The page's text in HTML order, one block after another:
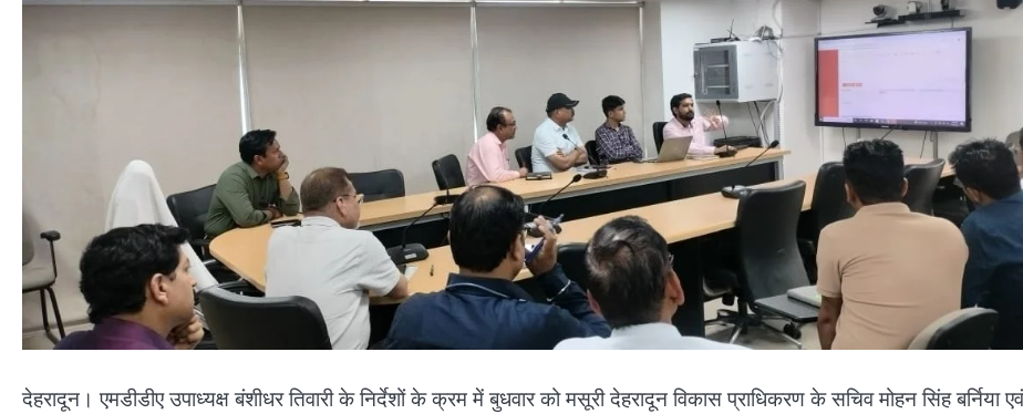
देहरादून। एमडीडीए उपाध्यक्ष बंशीधर तिवारी के निर्देशों के क्रम में बुधवार को मसूरी देहरादून विकास प्राधिकरण के सचिव मोहन सिंह बर्निया एवं